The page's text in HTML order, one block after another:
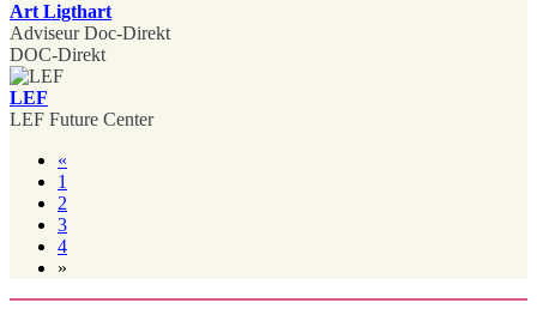
Art Ligthart
Adviseur Doc-Direkt
DOC-Direkt
LEF
LEF Future Center
«
1
2
3
4
»